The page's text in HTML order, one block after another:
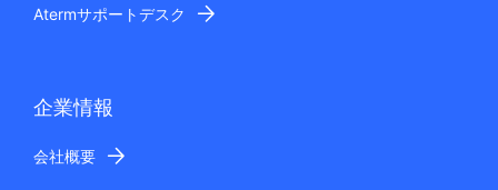
Atermサポートデスク
企業情報
会社概要